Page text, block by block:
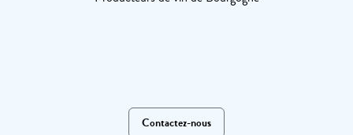
Contactez-nous